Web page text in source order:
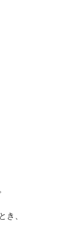
き、